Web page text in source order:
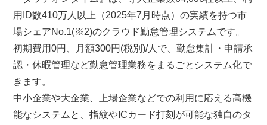
用ID数410万人以上（2025年7月時点）の実績を持つ市
場シェアNo.1(※2)のクラウド勤怠管理システムです。
初期費用0円、月額300円(税別)/人で、勤怠集計・申請承
認・休暇管理など勤怠管理業務をまるごとシステム化で
きます。
中小企業や大企業、上場企業などでの利用に応える高機
能なシステムと、指紋やICカード打刻が可能な独自のタ